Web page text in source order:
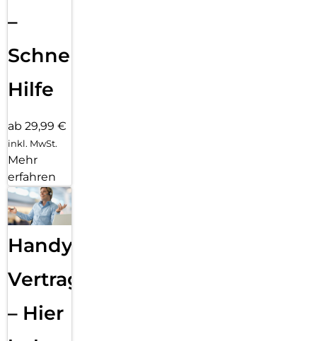
–
Schnelle
Hilfe
ab 29,99 €
inkl. MwSt.
Mehr
erfahren
Handy
Vertragsabwicklung
– Hier